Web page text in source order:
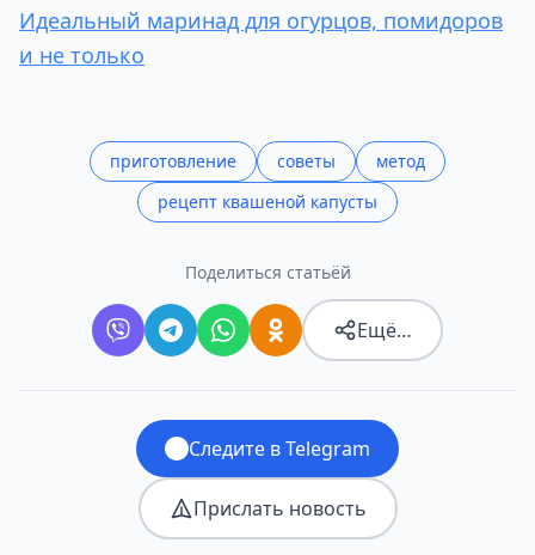
Идеальный маринад для огурцов, помидоров
и не только
приготовление советы
метод
рецепт квашеной капусты
Поделиться статьёй
Ещё…
Следите в Telegram
Прислать новость